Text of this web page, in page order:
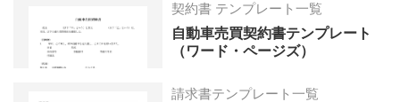
契約書 テンプレート一覧
自動車売買契約書テンプレート
（ワード・ページズ）
請求書テンプレート一覧